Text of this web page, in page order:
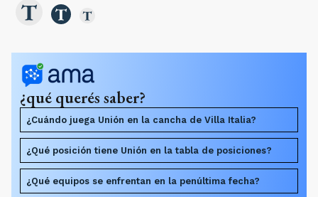
¿qué querés saber?
¿Cuándo juega Unión en la cancha de Villa Italia?
¿Qué posición tiene Unión en la tabla de posiciones?
¿Qué equipos se enfrentan en la penúltima fecha?